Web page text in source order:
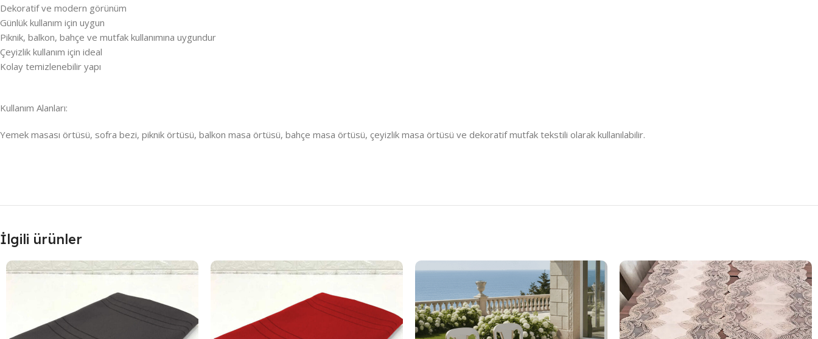
Dekoratif ve modern görünüm
Günlük kullanım için uygun
Piknik, balkon, bahçe ve mutfak kullanımına uygundur
Çeyizlik kullanım için ideal
Kolay temizlenebilir yapı
Kullanım Alanları:
Yemek masası örtüsü, sofra bezi, piknik örtüsü, balkon masa örtüsü, bahçe masa örtüsü, çeyizlik masa örtüsü ve dekoratif mutfak tekstili olarak kullanılabilir.
İlgili ürünler